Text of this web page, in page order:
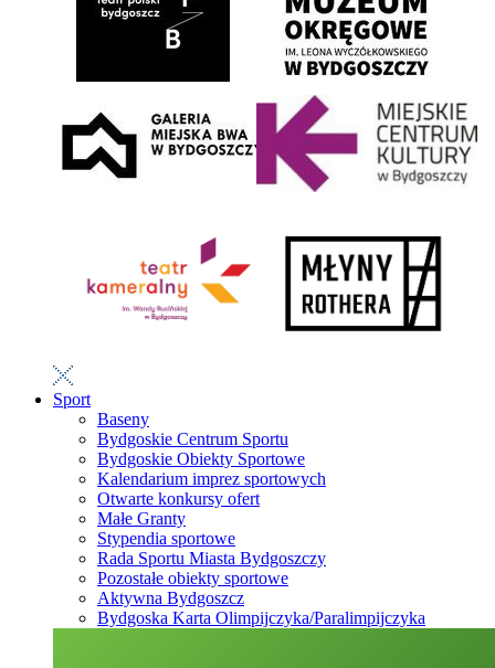
Sport
Baseny
Bydgoskie Centrum Sportu
Bydgoskie Obiekty Sportowe
Kalendarium imprez sportowych
Otwarte konkursy ofert
Małe Granty
Stypendia sportowe
Rada Sportu Miasta Bydgoszczy
Pozostałe obiekty sportowe
Aktywna Bydgoszcz
Bydgoska Karta Olimpijczyka/Paralimpijczyka